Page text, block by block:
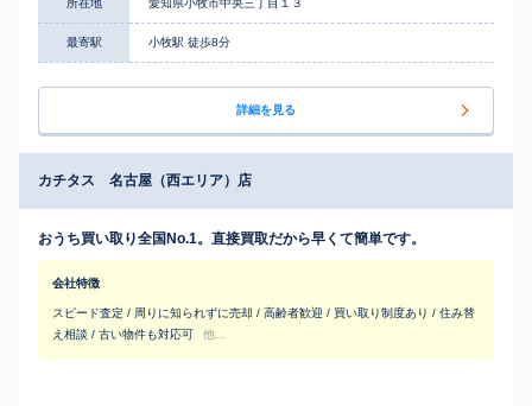
所在地 愛知県小牧市中央三丁目１３
最寄駅 小牧駅 徒歩8分
詳細を見る
カチタス 名古屋（西エリア）店
おうち買い取り全国No.1。直接買取だから早くて簡単です。
会社特徴
スピード査定 / 周りに知られずに売却 / 高齢者歓迎 / 買い取り制度あり / 住み替
え相談 / 古い物件も対応可
他...